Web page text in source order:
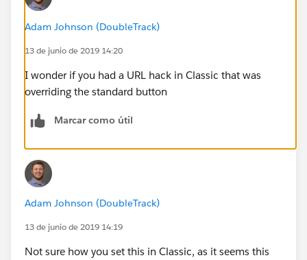
Adam Johnson (DoubleTrack)
13 de junio de 2019 14:20
I wonder if you had a URL hack in Classic that was
overriding the standard button
Marcar como útil
Adam Johnson (DoubleTrack)
13 de junio de 2019 14:19
Not sure how you set this in Classic, as it seems this